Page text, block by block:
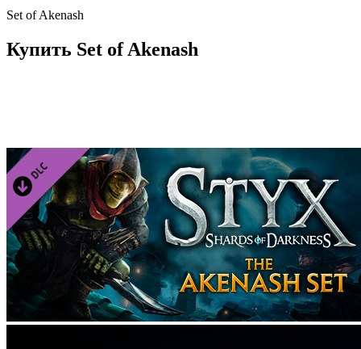
Set of Akenash
Купить Set of Akenash